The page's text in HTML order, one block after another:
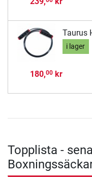
Taurus
i lager
180,00kr
Topplista -